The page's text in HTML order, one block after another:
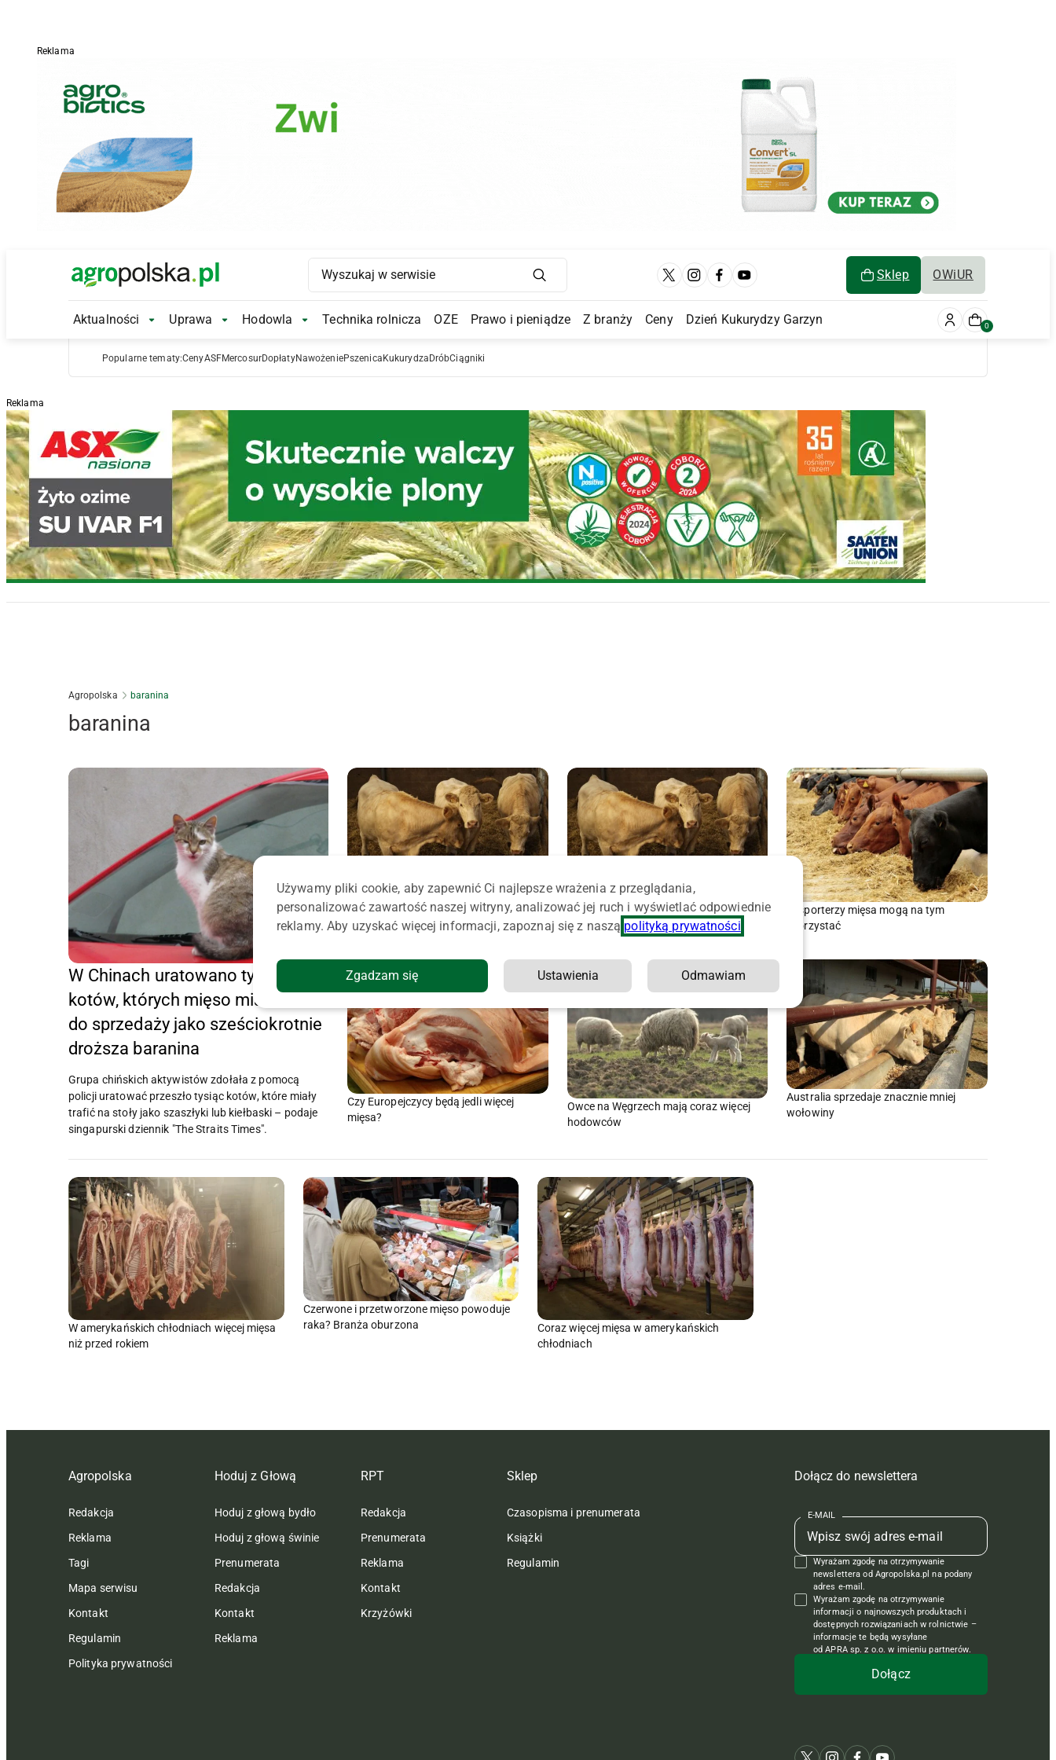
Reklama
Main Logo Sklep OWiUR
Main Navigation
Aktualności Aktualności Submenu
Uprawa Uprawa Submenu
Hodowla Hodowla Submenu
Technika rolnicza OZE Prawo i pieniądze Z branży Ceny Dzień Kukurydzy Garzyn 0
Popularne tematy:CenyASFMercosurDopłatyNawożeniePszenica Kukurydza DróbCiągniki
Reklama
Agropolska baranina
baranina
W Chinach uratowano tysiąc
kotów, których mięso miało trafić
do sprzedaży jako sześciokrotnie
droższa baranina
Grupa chińskich aktywistów zdołała z pomocą
policji uratować przeszło tysiąc kotów, które miały
trafić na stoły jako szaszłyki lub kiełbaski – podaje
singapurski dziennik "The Straits Times".
Mięso z Polski może trafić na nowy
rynek. Szansa dla eksporterów
Ardanowski domaga się pilnej
interwencji na rynkach rolnych
Eksporterzy mięsa mogą na tym
skorzystać
Czy Europejczycy będą jedli więcej
mięsa?
Owce na Węgrzech mają coraz więcej
hodowców
Australia sprzedaje znacznie mniej
wołowiny
W amerykańskich chłodniach więcej mięsa
niż przed rokiem
Czerwone i przetworzone mięso powoduje
raka? Branża oburzona
Coraz więcej mięsa w amerykańskich
chłodniach
Agropolska
Redakcja
Reklama
Tagi
Mapa serwisu
Kontakt
Regulamin
Polityka prywatności
Hoduj z Głową
Hoduj z głową bydło
Hoduj z głową świnie
Prenumerata
Redakcja
Kontakt
Reklama
RPT
Redakcja
Prenumerata
Reklama
Kontakt
Krzyżówki
Sklep
Czasopisma i prenumerata
Książki
Regulamin
Dołącz do newslettera
E-MAIL
Wyrażam zgodę na otrzymywanie
newslettera od Agropolska.pl na podany
adres e-mail.
Wyrażam zgodę na otrzymywanie
informacji o najnowszych produktach i
dostępnych rozwiązaniach w rolnictwie –
informacje te będą wysyłane
od APRA sp. z o.o. w imieniu partnerów.
Używamy pliki cookie, aby zapewnić Ci najlepsze wrażenia z przeglądania,
personalizować zawartość naszej witryny, analizować jej ruch i wyświetlać odpowiednie
reklamy. Aby uzyskać więcej informacji, zapoznaj się z naszą polityką prywatności
Zgadzam się Ustawienia Odmawiam